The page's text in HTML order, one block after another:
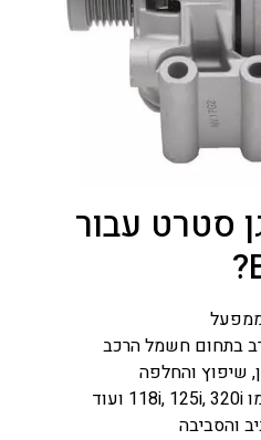
סטרט עבור
ממפעל
רב בתחום חשמל הרכב
שיפוץ והחלפה
והסביבה